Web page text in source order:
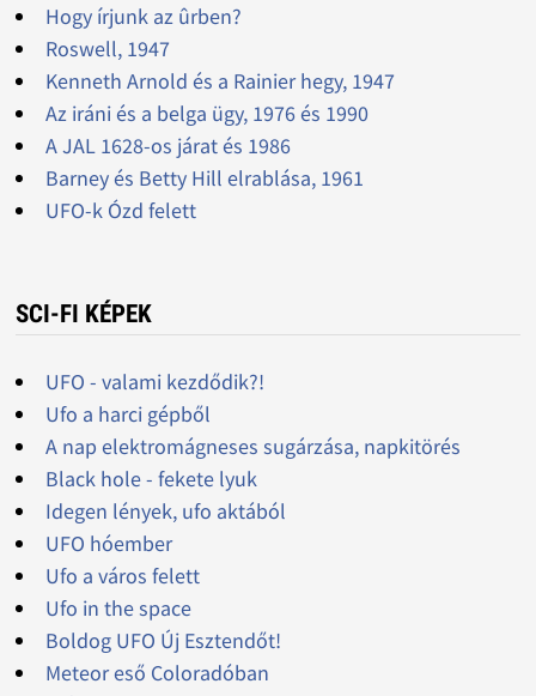
Hogy írjunk az ûrben?
Roswell, 1947
Kenneth Arnold és a Rainier hegy, 1947
Az iráni és a belga ügy, 1976 és 1990
A JAL 1628-os járat és 1986
Barney és Betty Hill elrablása, 1961
UFO-k Ózd felett
SCI-FI KÉPEK
UFO - valami kezdődik?!
Ufo a harci gépből
A nap elektromágneses sugárzása, napkitörés
Black hole - fekete lyuk
Idegen lények, ufo aktából
UFO hóember
Ufo a város felett
Ufo in the space
Boldog UFO Új Esztendőt!
Meteor eső Coloradóban